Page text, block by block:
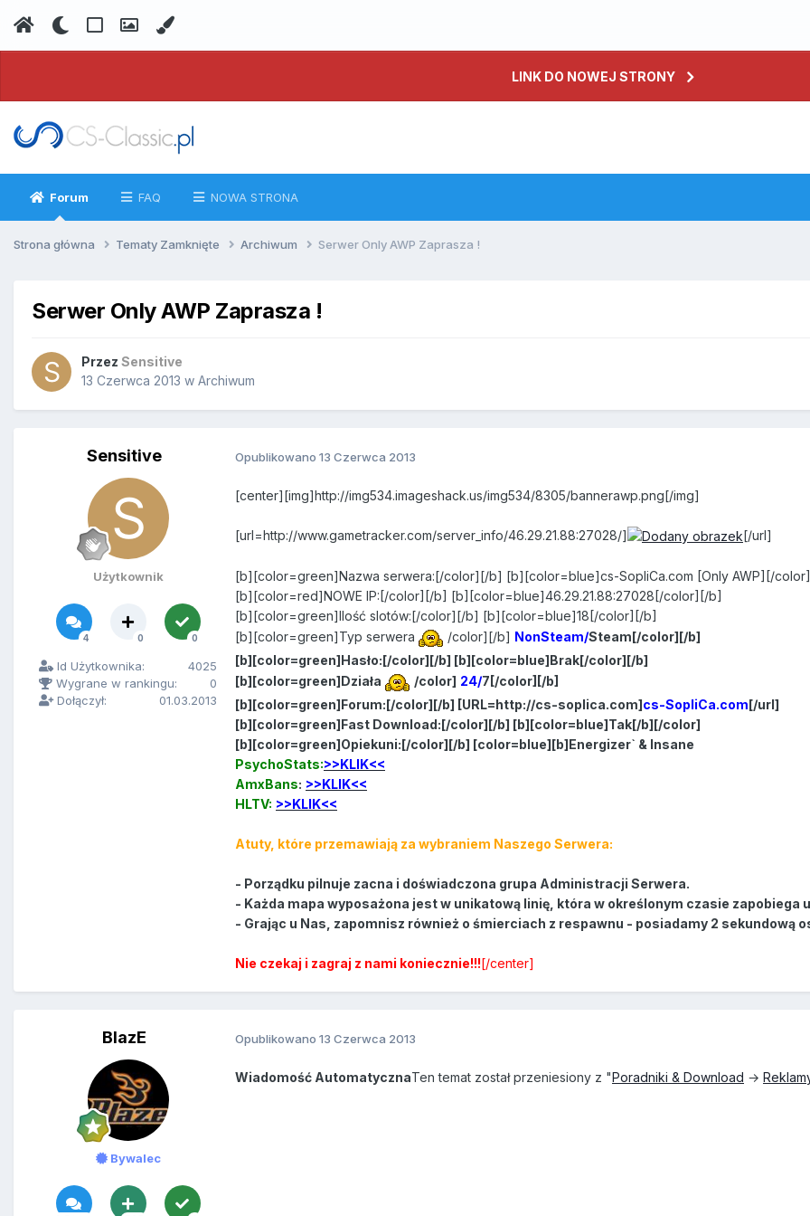
LINK DO NOWEJ STRONY
Forum FAQ NOWA STRONA
Strona główna Tematy Zamknięte Archiwum Serwer Only AWP Zaprasza !
Serwer Only AWP Zaprasza !
Przez Sensitive
13 Czerwca 2013 w Archiwum
Sensitive
Użytkownik
4 0 0
Id Użytkownika:
4025
Wygrane w rankingu:
0
Dołączył:
01.03.2013
Opublikowano 13 Czerwca 2013
[center][img]http://img534.imageshack.us/img534/8305/bannerawp.png[/img]
[url=http://www.gametracker.com/server_info/46.29.21.88:27028/] [/url]
[b][color=green]Nazwa serwera:[/color][/b] [b][color=blue]cs-SopliCa.com [Only AWP][/color
[b][color=red]NOWE IP:[/color][/b] [b][color=blue]46.29.21.88:27028 [/color][/b]
[b][color=green]Ilość slotów:[/color][/b] [b][color=blue]18 [/color][/b]
[b][color=green] Typ serwera /color][/b] NonSteam/Steam [/color][/b]
[b][color=green]Hasło:[/color][/b] [b][color=blue]Brak[/color][/b]
[b][color=green] Działa /color] 24/7 [/color][/b]
[b][color=green]Forum:[/color][/b] [URL=http://cs-soplica.com]cs-SopliCa.com[/url]
[b][color=green]Fast Download:[/color][/b] [b][color=blue]Tak[/b][/color]
[b][color=green]Opiekuni:[/color][/b] [color=blue][b]Energizer` & Insane
PsychoStats:>>KLIK<<
AmxBans: >>KLIK<<
HLTV: >>KLIK<<
Atuty, które przemawiają za wybraniem Naszego Serwera:
- Porządku pilnuje zacna i doświadczona grupa Administracji Serwera.
- Każda mapa wyposażona jest w unikatową linię, która w określonym czasie zapobiega
- Grając u Nas, zapomnisz również o śmierciach z respawnu - posiadamy 2 sekundową
Nie czekaj i zagraj z nami koniecznie!!![/center]
BlazE
Bywalec
Opublikowano 13 Czerwca 2013
Wiadomość AutomatycznaTen temat został przeniesiony z "Poradniki & Download →